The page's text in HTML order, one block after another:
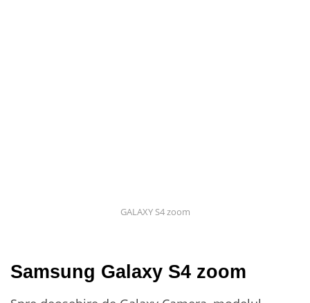
GALAXY S4 zoom
Samsung Galaxy S4 zoom